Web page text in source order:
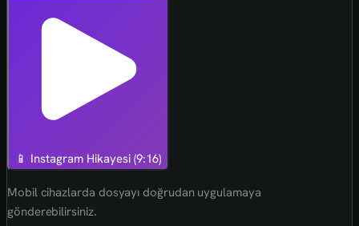
📱 Instagram Hikayesi (9:16)
Mobil cihazlarda dosyayı doğrudan uygulamaya
gönderebilirsiniz.